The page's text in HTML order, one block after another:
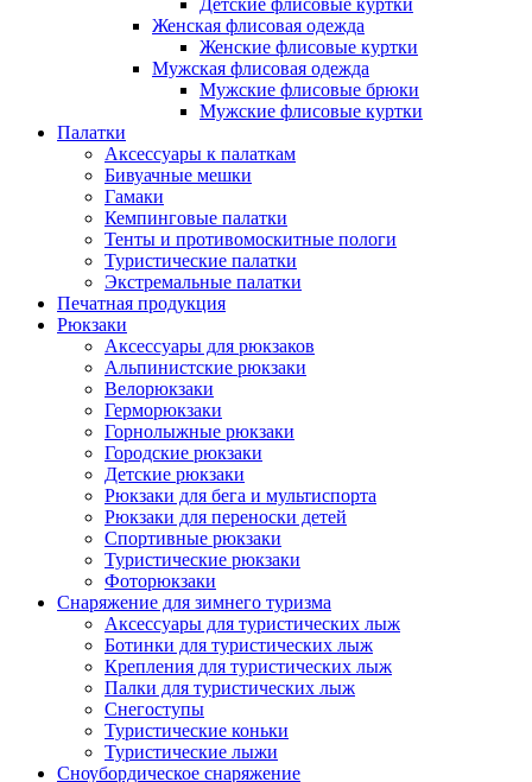
Детские флисовые куртки
Женская флисовая одежда
Женские флисовые куртки
Мужская флисовая одежда
Мужские флисовые брюки
Мужские флисовые куртки
Палатки
Аксессуары к палаткам
Бивуачные мешки
Гамаки
Кемпинговые палатки
Тенты и противомоскитные пологи
Туристические палатки
Экстремальные палатки
Печатная продукция
Рюкзаки
Аксессуары для рюкзаков
Альпинистские рюкзаки
Велорюкзаки
Герморюкзаки
Горнолыжные рюкзаки
Городские рюкзаки
Детские рюкзаки
Рюкзаки для бега и мультиспорта
Рюкзаки для переноски детей
Спортивные рюкзаки
Туристические рюкзаки
Фоторюкзаки
Снаряжение для зимнего туризма
Аксессуары для туристических лыж
Ботинки для туристических лыж
Крепления для туристических лыж
Палки для туристических лыж
Снегоступы
Туристические коньки
Туристические лыжи
Сноубордическое снаряжение